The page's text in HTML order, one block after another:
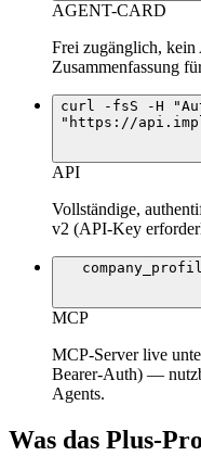
AGENT-CARD
Frei zugänglich,
Zusammenfassung
curl -fsS -H
"https://
API
Vollständige,
v2 (API-Key
MCP
MCP-Server live
Bearer-Auth) —
Agents.
Was das Plus-